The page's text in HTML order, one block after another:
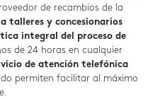
de recambios de la
talleres y concesionarios
integral del proceso de
de 24 horas en cualquier
de atención telefónica
permiten facilitar al máximo